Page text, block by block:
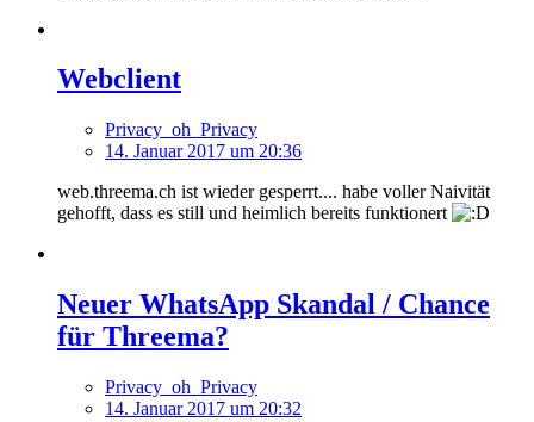
Webclient
Privacy_oh_Privacy
14. Januar 2017 um 20:36
web.threema.ch ist wieder gesperrt.... habe voller Naivität
gehofft, dass es still und heimlich bereits funktionert
Neuer WhatsApp Skandal / Chance
für Threema?
Privacy_oh_Privacy
14. Januar 2017 um 20:32